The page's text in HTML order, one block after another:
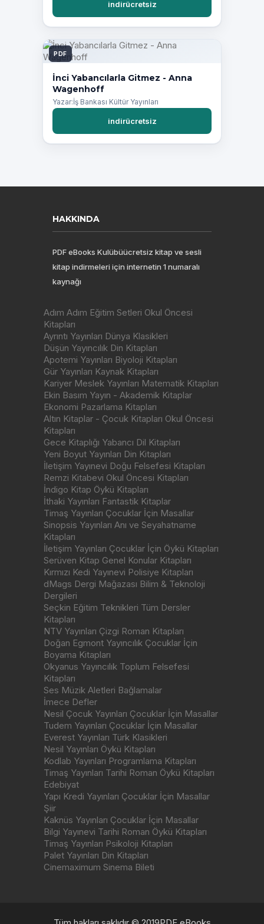
indirücretsiz
PDF
İnci Yabancılarla Gitmez - Anna
Wagenhoff
Yazar:İş Bankası Kültür Yayınları
indirücretsiz
HAKKINDA
PDF eBooks Kulübüücretsiz kitap ve sesli
kitap indirmeleri için internetin 1 numaralı
kaynağı
Adım Adım Eğitim Setleri Okul Öncesi
Kitapları
Ayrıntı Yayınları Dünya Klasikleri
Düşün Yayıncılık Din Kitapları
Apotemi Yayınları Biyoloji Kitapları
Gür Yayınları Kaynak Kitapları
Kariyer Meslek Yayınları Matematik Kitapları
Ekin Basım Yayın - Akademik Kitaplar
Ekonomi Pazarlama Kitapları
Altın Kitaplar - Çocuk Kitapları Okul Öncesi
Kitapları
Gece Kitaplığı Yabancı Dil Kitapları
Yeni Boyut Yayınları Din Kitapları
İletişim Yayınevi Doğu Felsefesi Kitapları
Remzi Kitabevi Okul Öncesi Kitapları
İndigo Kitap Öykü Kitapları
İthaki Yayınları Fantastik Kitaplar
Timaş Yayınları Çocuklar İçin Masallar
Sinopsis Yayınları Anı ve Seyahatname
Kitapları
İletişim Yayınları Çocuklar İçin Öykü Kitapları
Serüven Kitap Genel Konular Kitapları
Kırmızı Kedi Yayınevi Polisiye Kitapları
dMags Dergi Mağazası Bilim & Teknoloji
Dergileri
Seçkin Eğitim Teknikleri Tüm Dersler
Kitapları
NTV Yayınları Çizgi Roman Kitapları
Doğan Egmont Yayıncılık Çocuklar İçin
Boyama Kitapları
Okyanus Yayıncılık Toplum Felsefesi
Kitapları
Ses Müzik Aletleri Bağlamalar
İmece Defler
Nesil Çocuk Yayınları Çocuklar İçin Masallar
Tudem Yayınları Çocuklar İçin Masallar
Everest Yayınları Türk Klasikleri
Nesil Yayınları Öykü Kitapları
Kodlab Yayınları Programlama Kitapları
Timaş Yayınları Tarihi Roman Öykü Kitapları
Edebiyat
Yapı Kredi Yayınları Çocuklar İçin Masallar
Şiir
Kaknüs Yayınları Çocuklar İçin Masallar
Bilgi Yayınevi Tarihi Roman Öykü Kitapları
Timaş Yayınları Psikoloji Kitapları
Palet Yayınları Din Kitapları
Cinemaximum Sinema Bileti